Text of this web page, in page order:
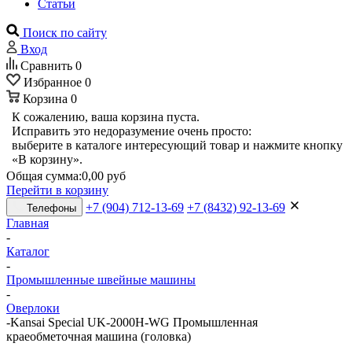
Статьи
Поиск по сайту
Вход
Сравнить 0
Избранное 0
Корзина 0
К сожалению, ваша корзина пуста.
Исправить это недоразумение очень просто:
выберите в каталоге интересующий товар и нажмите кнопку
«В корзину».
Общая сумма:0,00 руб
Перейти в корзину
Телефоны +7 (904) 712-13-69 +7 (8432) 92-13-69
Главная
-
Каталог
-
Промышленные швейные машины
-
Оверлоки
-Kansai Special UK-2000H-WG Промышленная
краеобметочная машина (головка)